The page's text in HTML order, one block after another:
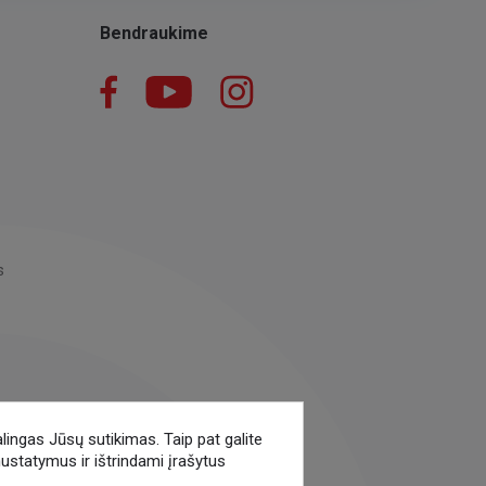
Bendraukime
Facebook YouTube
Jūsų sutikimas. Taip pat galite
ir ištrindami įrašytus